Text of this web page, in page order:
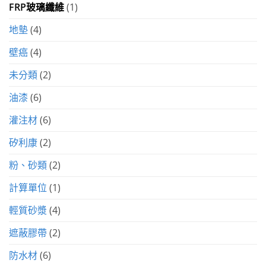
FRP玻璃纖維(1)
地墊(4)
壁癌(4)
未分類(2)
油漆(6)
灌注材(6)
矽利康(2)
粉、砂類(2)
計算單位 (1)
輕質砂漿(4)
遮蔽膠帶 (2)
防水材(6)